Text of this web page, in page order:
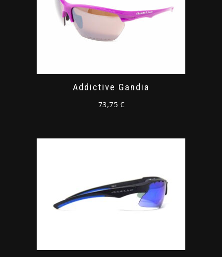
Addictive Gandia
73,75 €